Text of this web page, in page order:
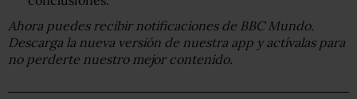
Ahora puedes recibir notificaciones de BBC Mundo.
Descarga la nueva versión de nuestra app y actívalas para
no perderte nuestro mejor contenido.